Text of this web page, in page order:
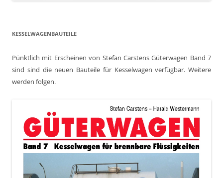
KESSELWAGENBAUTEILE
Pünktlich mit Erscheinen von Stefan Carstens Güterwagen Band 7
sind sind die neuen Bauteile für Kesselwagen verfügbar. Weitere
werden folgen.